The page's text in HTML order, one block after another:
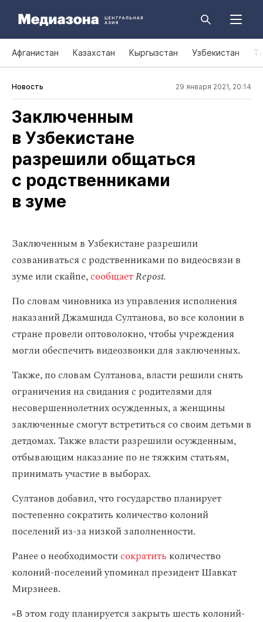
Афганистан Казахстан Кыргызстан Узбекистан
Новость 29 января 2021, 20:14
Заключенным
в Узбекистане
разрешили общаться
с родственниками
в зуме
Заключенным в Узбекистане разрешили
созваниваться с родственниками по видеосвязи в
зуме или скайпе,сообщаетRepost.
По словам чиновника из управления исполнения
наказаний Джамшида Султанова, во все колонии в
стране провели оптоволокно, чтобы учреждения
могли обеспечить видеозвонки для заключенных.
Также, по словам Султанова, власти решили снять
ограничения на свидания с родителями для
несовершеннолетних осужденных, а женщины
заключенные смогут встретиться со своим детьми в
детдомах. Также власти разрешили осужденным,
отбывающим наказание по не тяжким статьям,
принимать участие в выборах.
Султанов добавил, что государство планирует
постепенно сократить количество колоний
поселений из-за низкой заполненности.
Ранее о необходимостисократить количество
колоний-поселений упоминал президент Шавкат
Мирзиеев.
«В этом году планируется закрыть шесть колоний-